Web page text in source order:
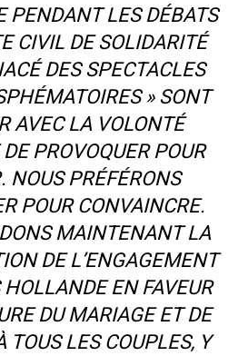
PENDANT LES DÉBATS
CIVIL DE SOLIDARITÉ
DES SPECTACLES
» SONT
AVEC LA VOLONTÉ
PROVOQUER POUR
NOUS PRÉFÉRONS
POUR CONVAINCRE.
MAINTENANT LA
DE L’ENGAGEMENT
EN FAVEUR
DU MARIAGE ET DE
TOUS LES COUPLES, Y